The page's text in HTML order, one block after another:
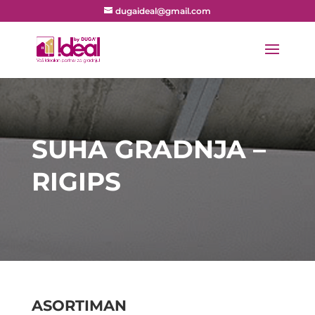
dugaideal@gmail.com
SUHA GRADNJA –
RIGIPS
ASORTIMAN